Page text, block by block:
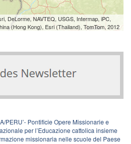
DeLorme, NAVTEQ, USGS, Intermap, iPC,
(Hong Kong), Esri (Thailand), TomTom, 2012
PERU’- Pontificie Opere Missionarie e
per l’Educazione cattolica insieme
missionaria nelle scuole del Paese